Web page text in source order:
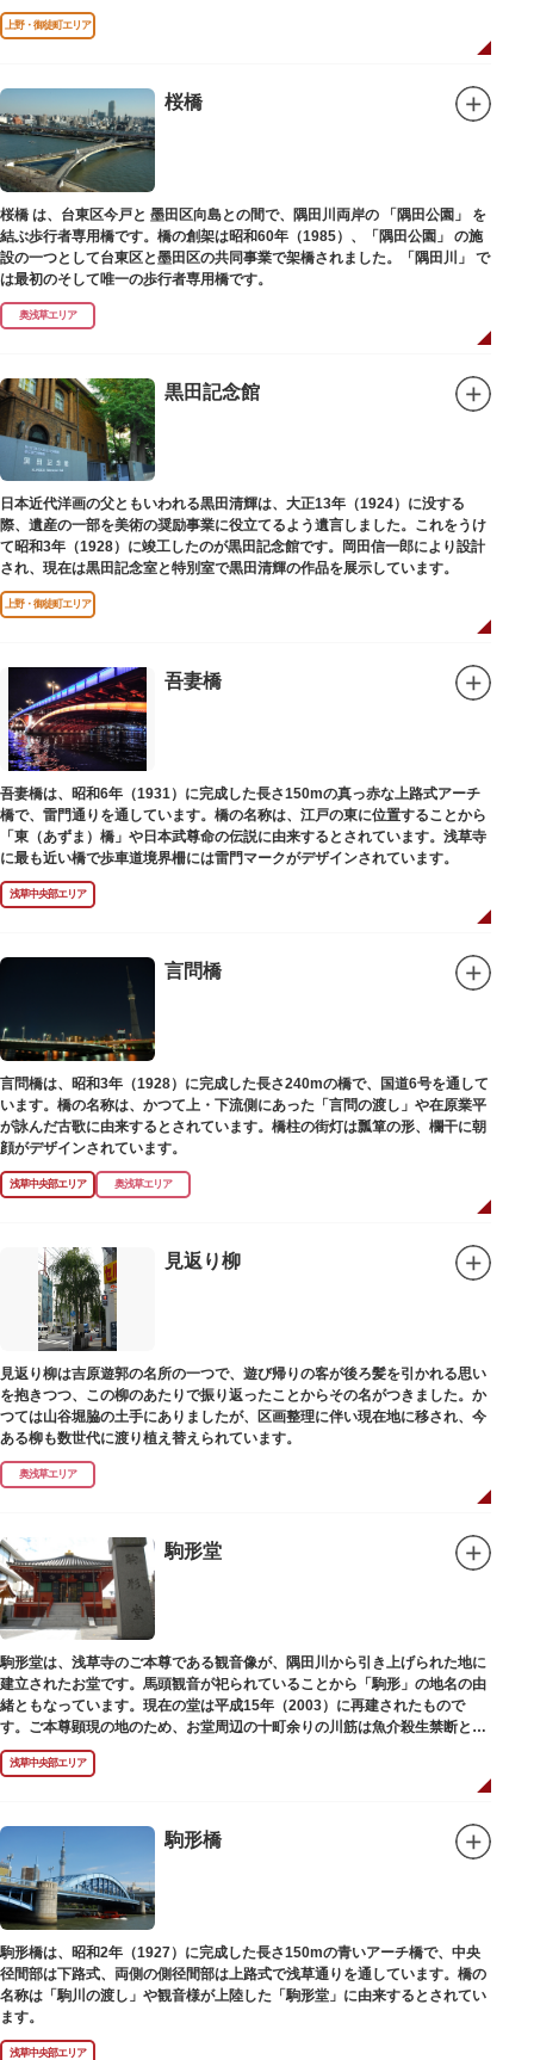
口」として機能しています。
上野・御徒町エリア
桜橋
桜橋 は、台東区今戸と 墨田区向島との間で、隅田川両岸の 「隅田公園」 を
結ぶ歩行者専用橋です。橋の創架は昭和60年（1985）、「隅田公園」 の施
設の一つとして台東区と墨田区の共同事業で架橋されました。「隅田川」 で
は最初のそして唯一の歩行者専用橋です。
奥浅草エリア
黒田記念館
日本近代洋画の父ともいわれる黒田清輝は、大正13年（1924）に没する
際、遺産の一部を美術の奨励事業に役立てるよう遺言しました。これをうけ
て昭和3年（1928）に竣工したのが黒田記念館です。岡田信一郎により設計
され、現在は黒田記念室と特別室で黒田清輝の作品を展示しています。
上野・御徒町エリア
吾妻橋
吾妻橋は、昭和6年（1931）に完成した長さ150mの真っ赤な上路式アーチ
橋で、雷門通りを通しています。橋の名称は、江戸の東に位置することから
「東（あずま）橋」や日本武尊命の伝説に由来するとされています。浅草寺
に最も近い橋で歩車道境界柵には雷門マークがデザインされています。
浅草中央部エリア
言問橋
言問橋は、昭和3年（1928）に完成した長さ240mの橋で、国道6号を通して
います。橋の名称は、かつて上・下流側にあった「言問の渡し」や在原業平
が詠んだ古歌に由来するとされています。橋柱の街灯は瓢箪の形、欄干に朝
顔がデザインされています。
浅草中央部エリア 奥浅草エリア
見返り柳
見返り柳は吉原遊郭の名所の一つで、遊び帰りの客が後ろ髪を引かれる思い
を抱きつつ、この柳のあたりで振り返ったことからその名がつきました。か
つては山谷堀脇の土手にありましたが、区画整理に伴い現在地に移され、今
ある柳も数世代に渡り植え替えられています。
奥浅草エリア
駒形堂
駒形堂は、浅草寺のご本尊である観音像が、隅田川から引き上げられた地に
建立されたお堂です。馬頭観音が祀られていることから「駒形」の地名の由
緒ともなっています。現在の堂は平成15年（2003）に再建されたもので
す。ご本尊顕現の地のため、お堂周辺の十町余りの川筋は魚介殺生禁断とな
り、戒殺碑が建立されました。
浅草中央部エリア
駒形橋
駒形橋は、昭和2年（1927）に完成した長さ150mの青いアーチ橋で、中央
径間部は下路式、両側の側径間部は上路式で浅草通りを通しています。橋の
名称は「駒川の渡し」や観音様が上陸した「駒形堂」に由来するとされてい
ます。
浅草中央部エリア